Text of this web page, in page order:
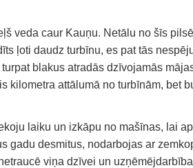
veda caur Kauņu. Netālu no šīs
ļoti daudz turbīnu, es pat tās
blakus atradās dzīvojamās
kilometra attālumā no turbīnām, bet
laiku un izkāpu no mašīnas, lai
gadu desmitus, nodarbojas ar
viņa dzīvei un